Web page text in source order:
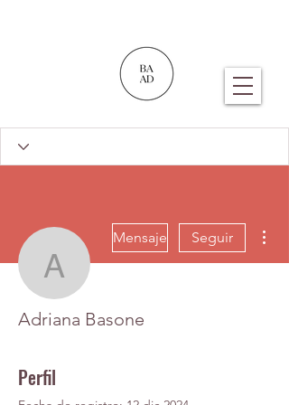
Adriana Basone
Mensaje Seguir
Adriana Basone
Perfil